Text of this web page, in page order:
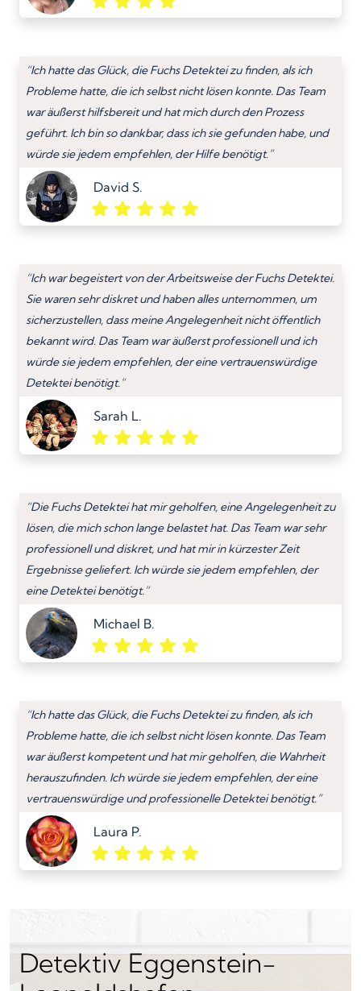
“Ich hatte das Glück, die Fuchs Detektei zu finden, als ich
Probleme hatte, die ich selbst nicht lösen konnte. Das Team
war äußerst hilfsbereit und hat mich durch den Prozess
geführt. Ich bin so dankbar, dass ich sie gefunden habe, und
würde sie jedem empfehlen, der Hilfe benötigt.”
David S.
“Ich war begeistert von der Arbeitsweise der Fuchs Detektei.
Sie waren sehr diskret und haben alles unternommen, um
sicherzustellen, dass meine Angelegenheit nicht öffentlich
bekannt wird. Das Team war äußerst professionell und ich
würde sie jedem empfehlen, der eine vertrauenswürdige
Detektei benötigt.”
Sarah L.
“Die Fuchs Detektei hat mir geholfen, eine Angelegenheit zu
lösen, die mich schon lange belastet hat. Das Team war sehr
professionell und diskret, und hat mir in kürzester Zeit
Ergebnisse geliefert. Ich würde sie jedem empfehlen, der
eine Detektei benötigt.”
Michael B.
“Ich hatte das Glück, die Fuchs Detektei zu finden, als ich
Probleme hatte, die ich selbst nicht lösen konnte. Das Team
war äußerst kompetent und hat mir geholfen, die Wahrheit
herauszufinden. Ich würde sie jedem empfehlen, der eine
vertrauenswürdige und professionelle Detektei benötigt.”
Laura P.
Detektiv Eggenstein-